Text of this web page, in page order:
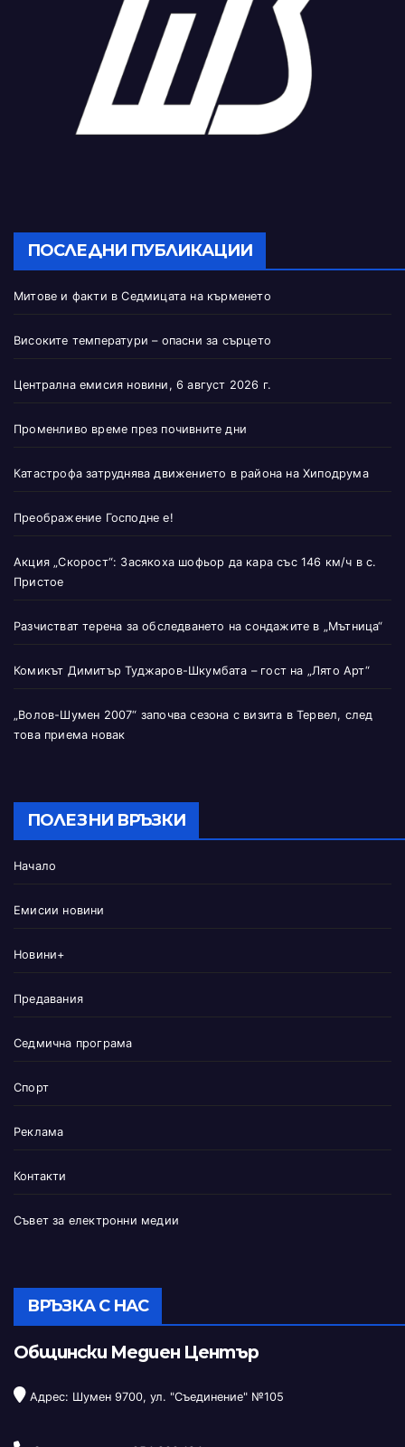
ПОСЛЕДНИ ПУБЛИКАЦИИ
Митове и факти в Седмицата на кърменето
Високите температури – опасни за сърцето
Централна емисия новини, 6 август 2026 г.
Променливо време през почивните дни
Катастрофа затруднява движението в района на Хиподрума
Преображение Господне е!
Акция „Скорост“: Засякоха шофьор да кара със 146 км/ч в с.
Пристое
Разчистват терена за обследването на сондажите в „Мътница“
Комикът Димитър Туджаров-Шкумбата – гост на „Лято Арт“
„Волов-Шумен 2007“ започва сезона с визита в Тервел, след
това приема новак
ПОЛЕЗНИ ВРЪЗКИ
Начало
Емисии новини
Новини+
Предавания
Седмична програма
Спорт
Реклама
Контакти
Съвет за електронни медии
ВРЪЗКА С НАС
Общински Медиен Център
Адрес: Шумен 9700, ул. "Съединение" №105